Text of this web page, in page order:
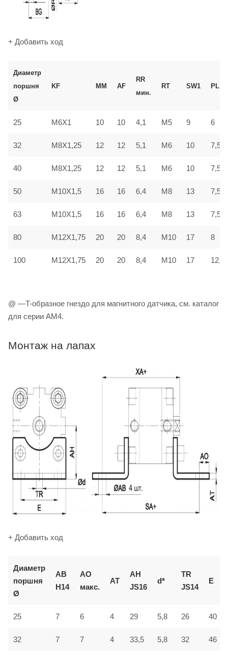
+ Добавить ход
Диаметр
поршня
Ø
KF MM AF
RR
мин.
RT SW1 PL
25 M6X1 10 10 4,1 M5 9 6
32 M8X1,25 12 12 5,1 M6 10 7,5
40 M8X1,25 12 12 5,1 M6 10 7,5
50 M10X1,5 16 16 6,4 M8 13 7,5
63 M10X1,5 16 16 6,4 M8 13 7,5
80 M12X1,75 20 20 8,4 M10 17 8
100 M12X1,75 20 20 8,4 M10 17 12,5
@ —T-образное гнездо для магнитного датчика, см. каталог
для серии AM4.
Монтаж на лапах
+ Добавить ход
Диаметр
поршня
Ø
AB
H14
AO
макс.
AT
AH
JS16
d*
TR
JS14
E
25 7 6 4 29 5,8 26 40
32 7 7 4 33,5 5,8 32 46